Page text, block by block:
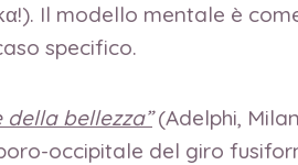
Il modello mentale è
specifico.
della bellezza”(Adelphi,
occipitale del giro